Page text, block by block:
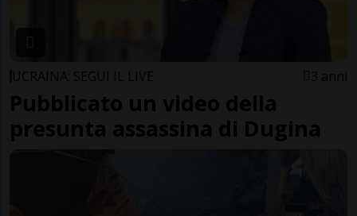
UCRAINA: SEGUI IL LIVE 3 anni
Pubblicato un video della
presunta assassina di Dugina